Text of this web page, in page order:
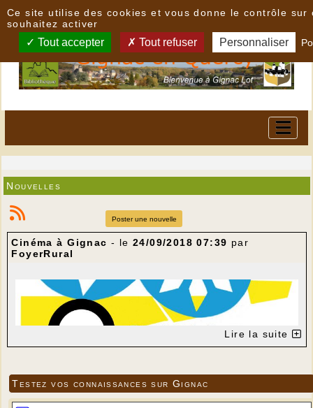
Nouvelles
Poster une nouvelle
Cinéma à Gignac - le 24/09/2018 07:39 par
FoyerRural
Lire la suite
Testez vos connaissances sur Gignac
Ce site utilise des cookies et vous donne le contrôle sur
souhaitez activer
Tout accepter Tout refuser Personnaliser